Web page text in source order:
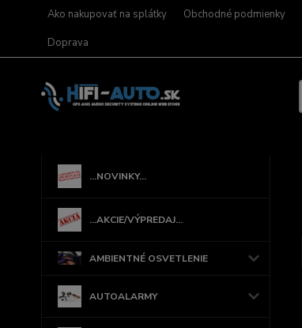
Ako nakupovať na splátky Obchodné podmienky
Doprava
...NOVINKY...
...AKCIE/VÝPREDAJ...
AMBIENTNÉ OSVETLENIE
AUTOALARMY